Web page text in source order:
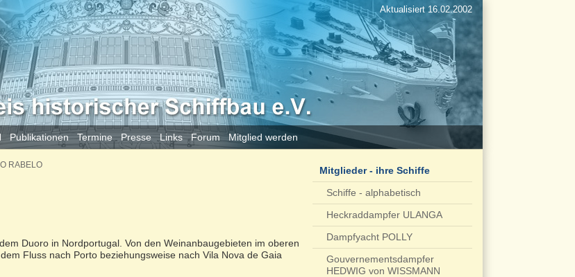
Publikationen Termine Presse Links Forum Mitglied werden
Aktualisiert 16.02.2002
RABELO
Duoro in Nordportugal. Von den Weinanbaugebieten im oberen
Fluss nach Porto beziehungsweise nach Vila Nova de Gaia
Mitglieder - ihre Schiffe
Schiffe - alphabetisch
Heckraddampfer ULANGA
Dampfyacht POLLY
Gouvernementsdampfer
HEDWIG von WISSMANN